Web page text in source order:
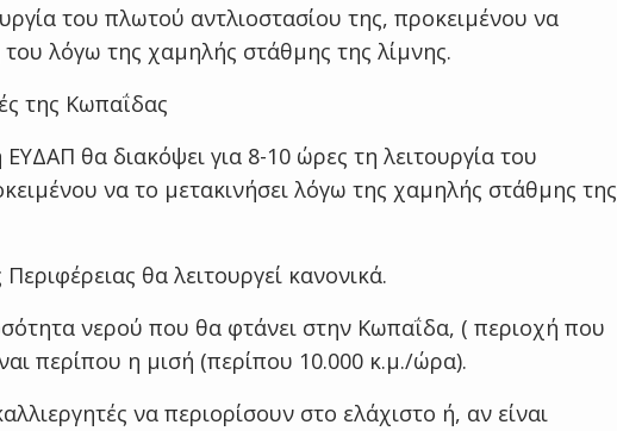
του πλωτού αντλιοστασίου της, προκειμένου να
λόγω της χαμηλής στάθμης της λίμνης.
της Κωπαΐδας
θα διακόψει για 8-10 ώρες τη λειτουργία του
να το μετακινήσει λόγω της χαμηλής στάθμης της
θα λειτουργεί κανονικά.
νερού που θα φτάνει στην Κωπαΐδα, ( περιοχή που
περίπου η μισή (περίπου 10.000 κ.μ./ώρα).
να περιορίσουν στο ελάχιστο ή, αν είναι